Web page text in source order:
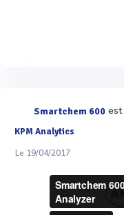
Smartchem 600 est
KPM Analytics
Le 19/04/2017